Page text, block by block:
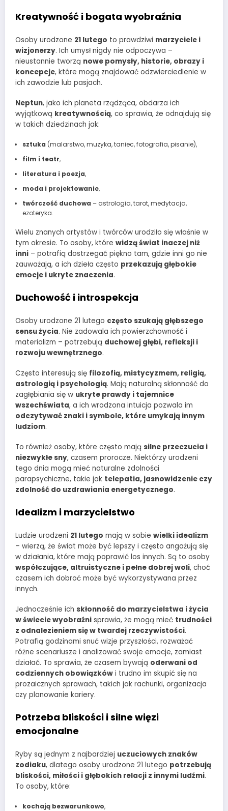
Kreatywność i bogata wyobraźnia
Osoby urodzone 21 lutego to prawdziwi marzyciele i
wizjonerzy. Ich umysł nigdy nie odpoczywa –
nieustannie tworzą nowe pomysły, historie, obrazy i
koncepcje, które mogą znajdować odzwierciedlenie w
ich zawodzie lub pasjach.
Neptun, jako ich planeta rządząca, obdarza ich
wyjątkową kreatywnością, co sprawia, że odnajdują się
w takich dziedzinach jak:
sztuka (malarstwo, muzyka, taniec, fotografia, pisanie),
film i teatr,
literatura i poezja,
moda i projektowanie,
twórczość duchowa – astrologia, tarot, medytacja,
ezoteryka.
Wielu znanych artystów i twórców urodziło się właśnie w
tym okresie. To osoby, które widzą świat inaczej niż
inni – potrafią dostrzegać piękno tam, gdzie inni go nie
zauważają, a ich dzieła często przekazują głębokie
emocje i ukryte znaczenia.
Duchowość i introspekcja
Osoby urodzone 21 lutego często szukają głębszego
sensu życia. Nie zadowala ich powierzchowność i
materializm – potrzebują duchowej głębi, refleksji i
rozwoju wewnętrznego.
Często interesują się filozofią, mistycyzmem, religią,
astrologią i psychologią. Mają naturalną skłonność do
zagłębiania się w ukryte prawdy i tajemnice
wszechświata, a ich wrodzona intuicja pozwala im
odczytywać znaki i symbole, które umykają innym
ludziom.
To również osoby, które często mają silne przeczucia i
niezwykłe sny, czasem prorocze. Niektórzy urodzeni
tego dnia mogą mieć naturalne zdolności
parapsychiczne, takie jak telepatia, jasnowidzenie czy
zdolność do uzdrawiania energetycznego.
Idealizm i marzycielstwo
Ludzie urodzeni 21 lutego mają w sobie wielki idealizm
– wierzą, że świat może być lepszy i często angażują się
w działania, które mają poprawić los innych. Są to osoby
współczujące, altruistyczne i pełne dobrej woli, choć
czasem ich dobroć może być wykorzystywana przez
innych.
Jednocześnie ich skłonność do marzycielstwa i życia
w świecie wyobraźni sprawia, że mogą mieć trudności
z odnalezieniem się w twardej rzeczywistości.
Potrafią godzinami snuć wizje przyszłości, rozważać
różne scenariusze i analizować swoje emocje, zamiast
działać. To sprawia, że czasem bywają oderwani od
codziennych obowiązków i trudno im skupić się na
prozaicznych sprawach, takich jak rachunki, organizacja
czy planowanie kariery.
Potrzeba bliskości i silne więzi
emocjonalne
Ryby są jednym z najbardziej uczuciowych znaków
zodiaku, dlatego osoby urodzone 21 lutego potrzebują
bliskości, miłości i głębokich relacji z innymi ludźmi.
To osoby, które:
kochają bezwarunkowo,